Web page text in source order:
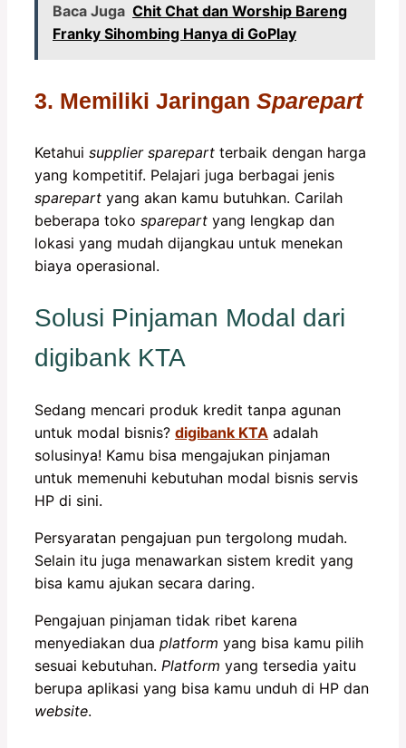
Baca Juga Chit Chat dan Worship Bareng
Franky Sihombing Hanya di GoPlay
3. Memiliki Jaringan Sparepart
Ketahui supplier sparepart terbaik dengan harga
yang kompetitif. Pelajari juga berbagai jenis
sparepart yang akan kamu butuhkan. Carilah
beberapa toko sparepart yang lengkap dan
lokasi yang mudah dijangkau untuk menekan
biaya operasional.
Solusi Pinjaman Modal dari
digibank KTA
Sedang mencari produk kredit tanpa agunan
untuk modal bisnis? digibank KTA adalah
solusinya! Kamu bisa mengajukan pinjaman
untuk memenuhi kebutuhan modal bisnis servis
HP di sini.
Persyaratan pengajuan pun tergolong mudah.
Selain itu juga menawarkan sistem kredit yang
bisa kamu ajukan secara daring.
Pengajuan pinjaman tidak ribet karena
menyediakan dua platform yang bisa kamu pilih
sesuai kebutuhan. Platform yang tersedia yaitu
berupa aplikasi yang bisa kamu unduh di HP dan
website.